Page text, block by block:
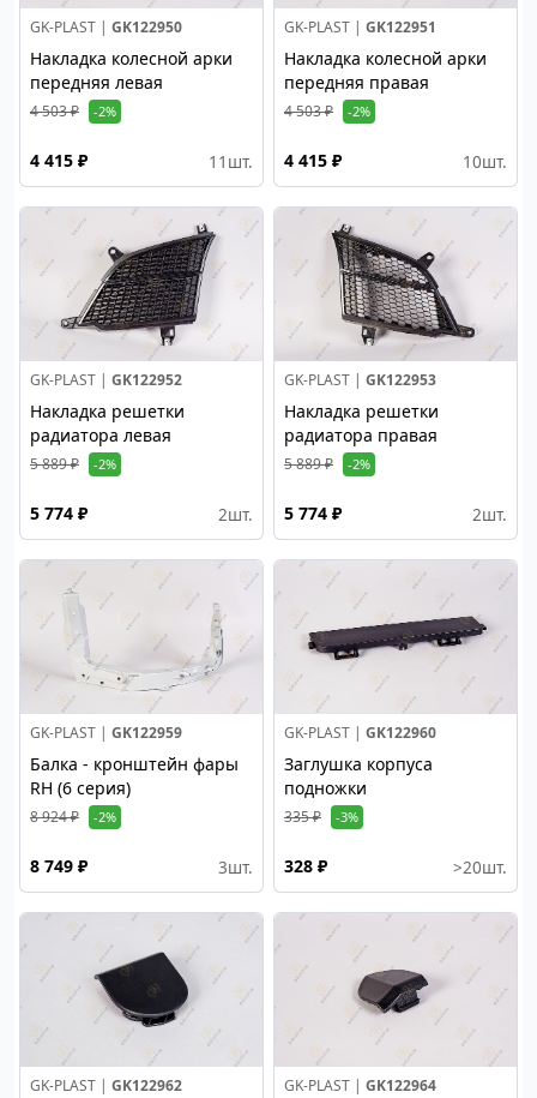
GK-PLAST | GK122950
Накладка колесной арки
передняя левая
4 503 ₽ -2%
4 415 ₽ 11 шт.
GK-PLAST | GK122951
Накладка колесной арки
передняя правая
4 503 ₽ -2%
4 415 ₽ 10шт.
GK-PLAST | GK122952
Накладка решетки
радиатора левая
5 889 ₽ -2%
5 774 ₽ 2шт.
GK-PLAST | GK122953
Накладка решетки
радиатора правая
5 889 ₽ -2%
5 774 ₽ 2шт.
GK-PLAST | GK122959
Балка - кронштейн фары
RH (6 серия)
8 924 ₽ -2%
8 749 ₽ 3шт.
GK-PLAST | GK122960
Заглушка корпуса
подножки
335 ₽ -3%
328 ₽ >20шт.
GK-PLAST | GK122962 GK-PLAST | GK122964